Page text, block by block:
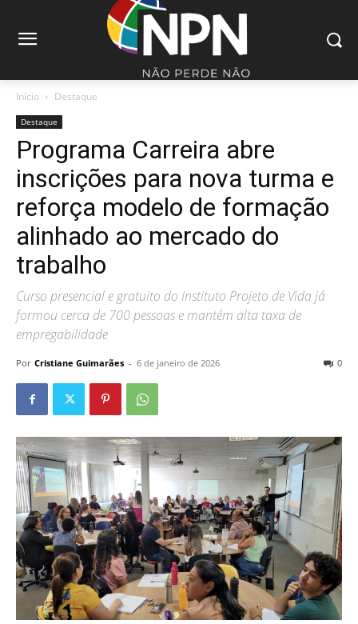
Início Destaque
Destaque
Programa Carreira abre
inscrições para nova turma e
reforça modelo de formação
alinhado ao mercado do
trabalho
Curso presencial e gratuito do Instituto Projeto de Vida já
formou cerca de 700 pessoas e mantém alta taxa de
empregabilidade
Por Cristiane Guimarães - 6 de janeiro de 2026 0